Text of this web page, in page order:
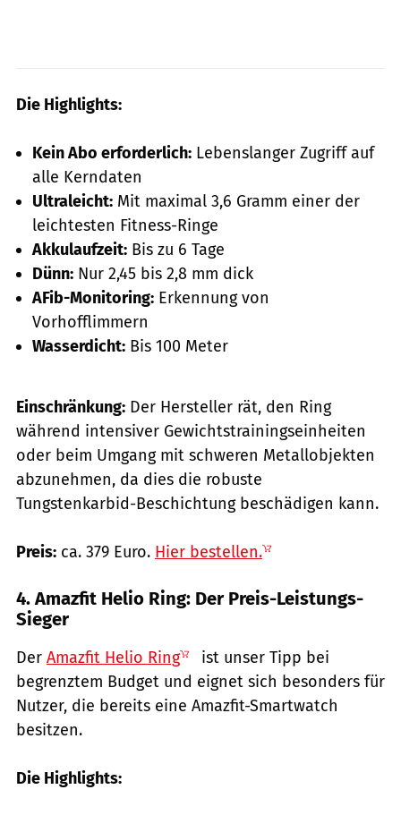
Die Highlights:
Kein Abo erforderlich: Lebenslanger Zugriff auf
alle Kerndaten
Ultraleicht: Mit maximal 3,6 Gramm einer der
leichtesten Fitness-Ringe
Akkulaufzeit: Bis zu 6 Tage
Dünn: Nur 2,45 bis 2,8 mm dick
AFib-Monitoring: Erkennung von
Vorhofflimmern
Wasserdicht: Bis 100 Meter
Einschränkung: Der Hersteller rät, den Ring
während intensiver Gewichtstrainingseinheiten
oder beim Umgang mit schweren Metallobjekten
abzunehmen, da dies die robuste
Tungstenkarbid-Beschichtung beschädigen kann.
Preis: ca. 379 Euro. Hier bestellen.
4. Amazfit Helio Ring: Der Preis-Leistungs-
Sieger
Der Amazfit Helio Ring
ist unser Tipp bei
begrenztem Budget und eignet sich besonders für
Nutzer, die bereits eine Amazfit-Smartwatch
besitzen.
Die Highlights: